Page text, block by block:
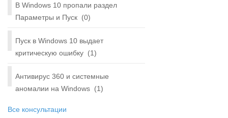
В Windows 10 пропали раздел
Параметры и Пуск (0)
Пуск в Windows 10 выдает
критическую ошибку (1)
Антивирус 360 и системные
аномалии на Windows (1)
Все консультации